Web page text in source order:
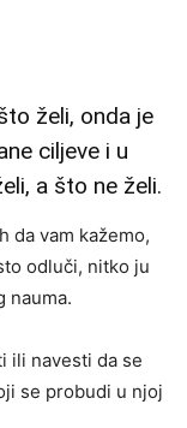
želi, onda je
ciljeve i u
a što ne želi.
da vam kažemo,
odluči, nitko ju
nauma.
ili navesti da se
se probudi u njoj